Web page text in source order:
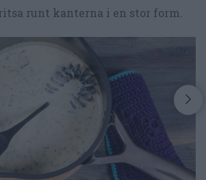
runt kanterna i en stor form.